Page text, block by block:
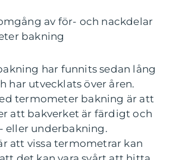
av för- och nackdelar
bakning
har funnits sedan lång
har utvecklats över åren.
termometer bakning är att
att bakverket är färdigt och
eller underbakning.
att vissa termometrar kan